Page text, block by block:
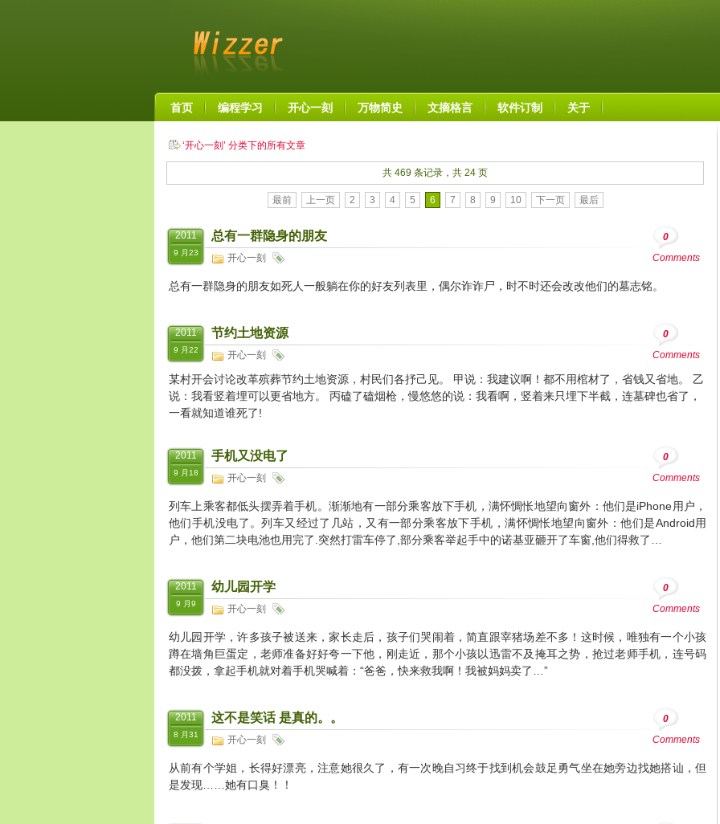
首页 编程学习 开心一刻 万物简史 文摘格言 软件订制 关于
‘开心一刻’ 分类下的所有文章
共 469 条记录，共 24 页
最前 上一页 2 3 4 5 6 7 8 9 10 下一页 最后
2011
9 月23
总有一群隐身的朋友
开心一刻
0
Comments
总有一群隐身的朋友如死人一般躺在你的好友列表里，偶尔诈诈尸，时不时还会改改他们的墓志铭。
2011
9 月22
节约土地资源
开心一刻
0
Comments
某村开会讨论改革殡葬节约土地资源，村民们各抒己见。 甲说：我建议啊！都不用棺材了，省钱又省地。 乙
说：我看竖着埋可以更省地方。 丙磕了磕烟枪，慢悠悠的说：我看啊，竖着来只埋下半截，连墓碑也省了，
一看就知道谁死了!
2011
9 月18
手机又没电了
开心一刻
0
Comments
列车上乘客都低头摆弄着手机。渐渐地有一部分乘客放下手机，满怀惆怅地望向窗外：他们是iPhone用户，
他们手机没电了。列车又经过了几站，又有一部分乘客放下手机，满怀惆怅地望向窗外：他们是Android用
户，他们第二块电池也用完了.突然打雷车停了,部分乘客举起手中的诺基亚砸开了车窗,他们得救了…
2011
9 月9
幼儿园开学
开心一刻
0
Comments
幼儿园开学，许多孩子被送来，家长走后，孩子们哭闹着，简直跟宰猪场差不多！这时候，唯独有一个小孩
蹲在墙角巨蛋定，老师准备好好夸一下他，刚走近，那个小孩以迅雷不及掩耳之势，抢过老师手机，连号码
都没拨，拿起手机就对着手机哭喊着：“爸爸，快来救我啊！我被妈妈卖了…”
2011
8 月31
这不是笑话 是真的。。
开心一刻
0
Comments
从前有个学姐，长得好漂亮，注意她很久了，有一次晚自习终于找到机会鼓足勇气坐在她旁边找她搭讪，但
是发现……她有口臭！！